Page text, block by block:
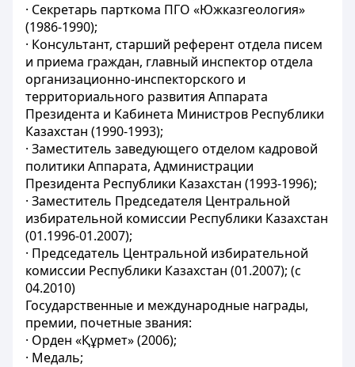
· Секретарь парткома ПГО «Южказгеология»
(1986-1990);
· Консультант, старший референт отдела писем
и приема граждан, главный инспектор отдела
организационно-инспекторского и
территориального развития Аппарата
Президента и Кабинета Министров Республики
Казахстан (1990-1993);
· Заместитель заведующего отделом кадровой
политики Аппарата, Администрации
Президента Республики Казахстан (1993-1996);
· Заместитель Председателя Центральной
избирательной комиссии Республики Казахстан
(01.1996-01.2007);
· Председатель Центральной избирательной
комиссии Республики Казахстан (01.2007); (с
04.2010)
Государственные и международные награды,
премии, почетные звания:
· Орден «Құрмет» (2006);
· Медаль;